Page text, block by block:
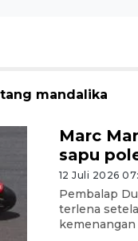
mandalika
Marc
sapu
12 Juli 2026
Pembalap
terlena